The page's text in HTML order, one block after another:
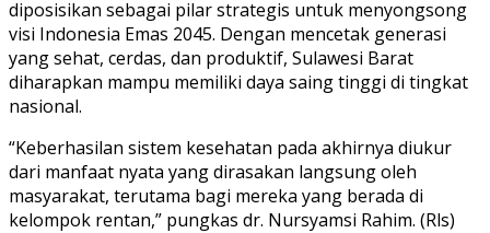
diposisikan sebagai pilar strategis untuk menyongsong
visi Indonesia Emas 2045. Dengan mencetak generasi
yang sehat, cerdas, dan produktif, Sulawesi Barat
diharapkan mampu memiliki daya saing tinggi di tingkat
nasional.
“Keberhasilan sistem kesehatan pada akhirnya diukur
dari manfaat nyata yang dirasakan langsung oleh
masyarakat, terutama bagi mereka yang berada di
kelompok rentan,” pungkas dr. Nursyamsi Rahim. (Rls)